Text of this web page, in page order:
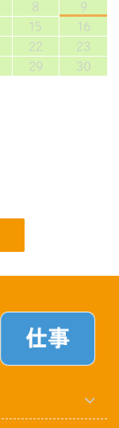
8
9
15
16
22
23
29
30